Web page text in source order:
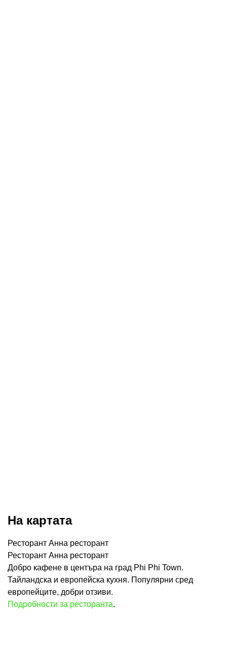
На картата
Ресторант Анна ресторант
Ресторант Анна ресторант
Добро кафене в центъра на град Phi Phi Town.
Тайландска и европейска кухня. Популярни сред
европейците, добри отзиви.
Подробности за ресторанта.